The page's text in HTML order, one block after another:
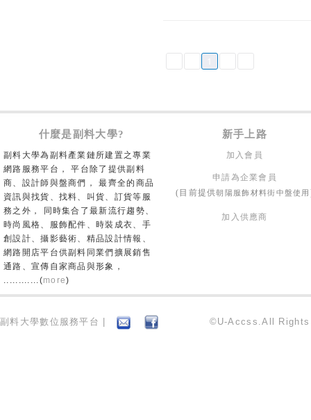
什麼是副料大學? 新手上路
副料大學為副料產業鏈所建置之專業
網路服務平台， 平台除了提供副料
商、設計師與盤商們， 最齊全的商品
資訊與找貨、找料、叫貨、訂貨等服
務之外， 同時集合了最新流行趨勢、
時尚風格、服飾配件、時裝成衣、手
創設計、攝影藝術、精品設計情報、
網路開店平台供副料同業們擴展銷售
通路、宣傳自家商品與形象，
............(more)
加入會員
申請為企業會員
(目前提供朝陽服飾材料街中盤使用
加入供應商
副料大學數位服務平台 | ©U-Accss.All Rights